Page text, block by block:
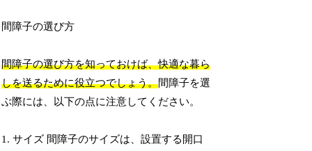
間障子の選び方
間障子の選び方を知っておけば、快適な暮ら
しを送るために役立つでしょう。間障子を選
ぶ際には、以下の点に注意してください。
1. サイズ 間障子のサイズは、設置する開口